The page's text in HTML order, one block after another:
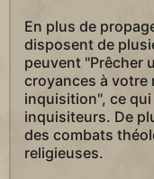
En plus de
disposent de
peuvent "Prêcher
croyances à votre
inquisition", ce
inquisiteurs. De
des combats
religieuses.